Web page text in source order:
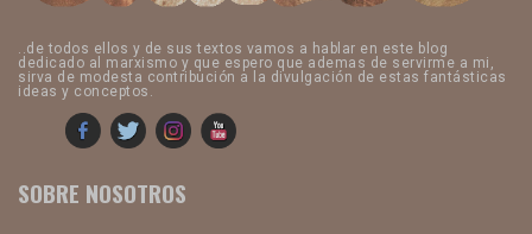
..de todos ellos y de sus textos vamos a hablar en este blog
dedicado al marxismo y que espero que ademas de servirme a mi,
sirva de modesta contribución a la divulgación de estas fantásticas
ideas y conceptos.
SOBRE NOSOTROS